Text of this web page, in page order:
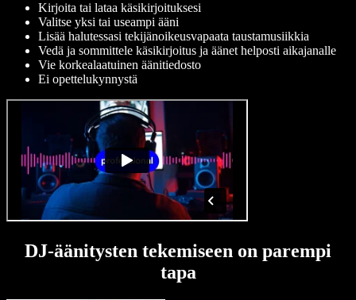
Kirjoita tai lataa käsikirjoituksesi
Valitse yksi tai useampi ääni
Lisää halutessasi tekijänoikeusvapaata taustamusiikkia
Vedä ja sommittele käsikirjoitus ja äänet helposti aikajanalle
Vie korkealaatuinen äänitiedosto
Ei opettelukynnystä
DJ-äänitysten tekemiseen on parempi
tapa